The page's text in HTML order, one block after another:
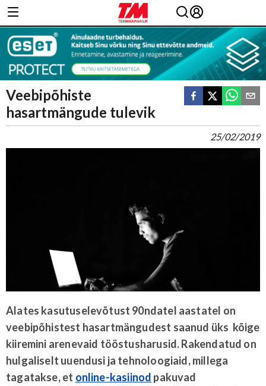
Veebipõhiste
hasartmängude tulevik
25/02/2019
Alates kasutuselevõtust 90ndatel aastatel on
veebipõhistest hasartmängudest saanud üks kõige
kiiremini arenevaid tööstusharusid. Rakendatud on
hulgaliselt uuendusi ja tehnoloogiaid, millega
tagatakse, et online-kasiinod pakuvad